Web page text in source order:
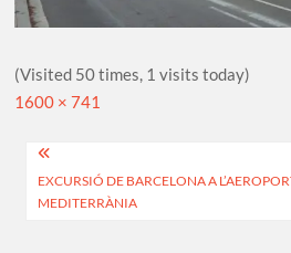
(Visited 50 times, 1 visits today)
Full
1600 × 741
Navegació
d'entrades
EXCURSIÓ DE BARCELONA A
MEDITERRÀNIA